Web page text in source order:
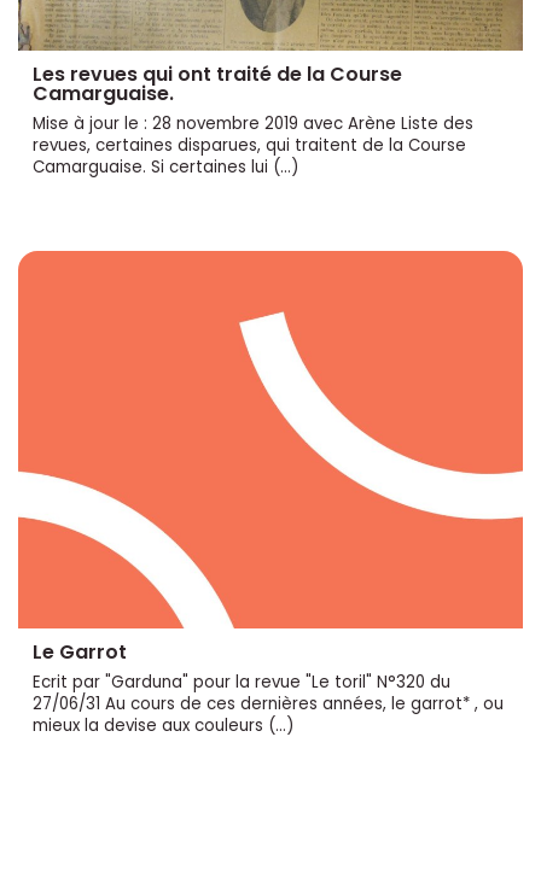
Les revues qui ont traité de la Course
Camarguaise.
Mise à jour le : 28 novembre 2019 avec Arène Liste des
revues, certaines disparues, qui traitent de la Course
Camarguaise. Si certaines lui (…)
Le Garrot
Ecrit par "Garduna" pour la revue "Le toril" N°320 du
27/06/31 Au cours de ces dernières années, le garrot* , ou
mieux la devise aux couleurs (…)